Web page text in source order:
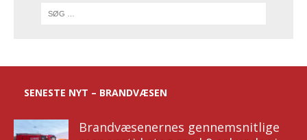
SENESTE NYT – BRANDVÆSEN
Brandvæsenernes gennemsnitlige